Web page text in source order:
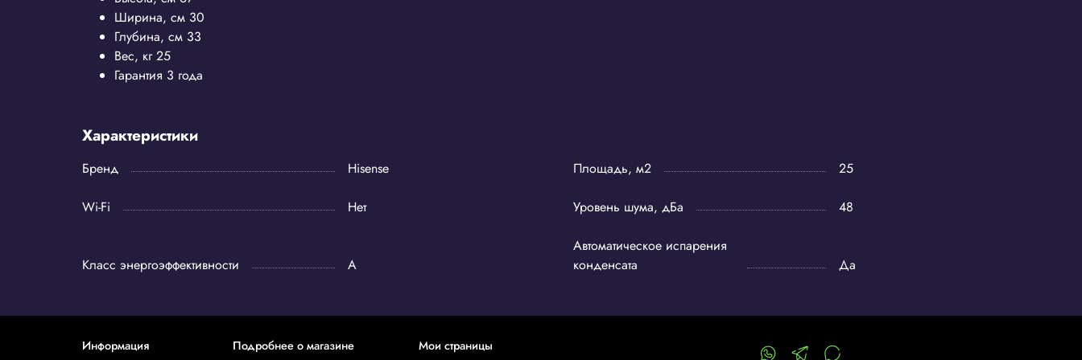
Ширина, см 30
Глубина, см 33
Вес, кг25
Гарантия 3 года
Характеристики
Бренд Hisense Площадь, м2 25
Wi-Fi Нет Уровень шума, дБа 48
Класс энергоэффективности A
Автоматическое испарения
конденсата
Да
Информация Подробнее о магазине Мои страницы